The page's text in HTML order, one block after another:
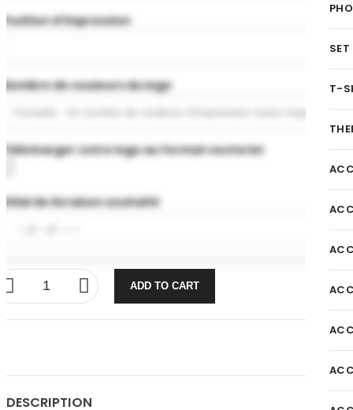
Position d'impression
Nombre de couleurs du logo
Télécharger votre logo au format vectoriel
Délai de livraison souhaité
ADD TO CART
DESCRIPTION
T-